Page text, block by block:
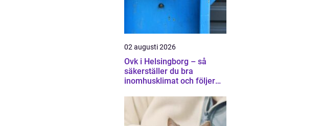
02 augusti 2026
Ovk i Helsingborg – så
säkerställer du bra
inomhusklimat och följer